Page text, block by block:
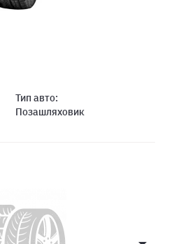
Тип авто:
Позашляховик